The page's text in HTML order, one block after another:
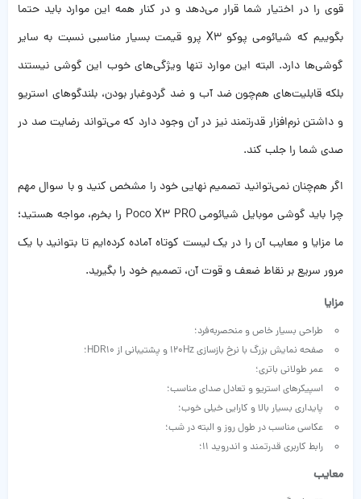
قوی را در اختیار شما قرار می‌دهد و در کنار همه این موارد باید حتما
بگوییم که شیائومی پوکو X3 پرو قیمت بسیار مناسبی نسبت به سایر
گوشی‌ها دارد. البته این موارد تنها ویژگی‌های خوب این گوشی نیستند
بلکه قابلیت‌های هم‌چون ضد آب و ضد گردوغبار بودن، بلندگوهای استریو
و داشتن نرم‌افزار قدرتمند نیز در آن وجود دارد که می‌تواند رضایت صد در
صدی شما را جلب کند.
اگر هم‌چنان نمی‌توانید تصمیم نهایی خود را مشخص کنید و با سوال مهم
چرا باید گوشی موبایل شیائومی Poco X3 PRO را بخرم، مواجه هستید؛
ما مزایا و معایب آن را در یک لیست کوتاه آماده کرده‌ایم تا بتوانید با یک
مرور سریع بر نقاط ضعف و قوت آن، تصمیم خود را بگیرید.
مزایا
طراحی بسیار خاص و منحصربه‌فرد؛
صفحه نمایش بزرگ با نرخ بازسازی 120Hz و پشتیبانی از HDR10؛
عمر طولانی باتری؛
اسپیکرهای استریو و تعادل صدای مناسب؛
پایداری بسیار بالا و کارایی خیلی خوب؛
عکاسی مناسب در طول روز و البته در شب؛
رابط کاربری قدرتمند و اندروید 11؛
معایب